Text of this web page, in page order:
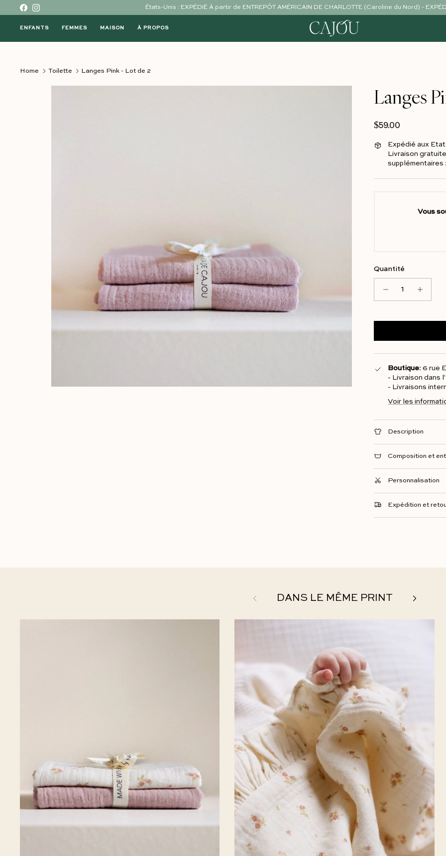
Skip to content
Facebook
Instagram États-Unis : EXPÉDIÉ À partir de ENTREPÔT AMÉRICAIN DE CHARLOTTE (Caroline du Nord) -
ENFANTS FEMMES MAISON À PROPOS
Home Toilette Langes Pink - Lot de 2
Langes
Prix régulier
$59.00
Expédié aux
Livraison
Vous
Quantité
Boutique: 6 rue
- Livraison dans
- Livraisons
Voir les
Description
Composition et
Personnalisation
Expédition et
PrécédentDANS LE MÊME PRINT Suivant